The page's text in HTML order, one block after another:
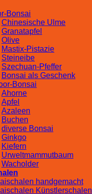
Bonsai
Chinesische Ulme
Granatapfel
Olive
Mastix-Pistazie
Steineibe
Szechuan-Pfeffer
Bonsai als Geschenk
Bonsai
Ahorne
Apfel
Azaleen
Buchen
diverse Bonsai
Ginkgo
Kiefern
Urweltmammutbaum
Wacholder
handgemacht
Künstlerschalen